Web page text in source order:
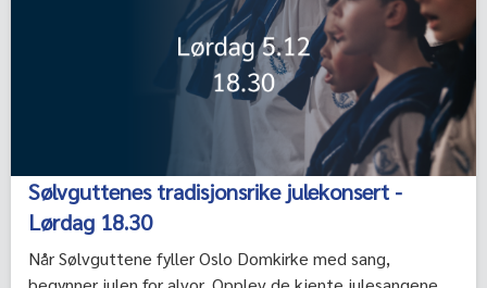
Sølvguttenes tradisjonsrike julekonsert -
Lørdag 18.30
Når Sølvguttene fyller Oslo Domkirke med sang,